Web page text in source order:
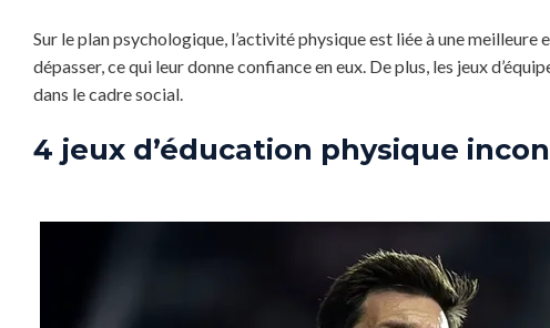
Sur le plan psychologique, l’activité physique est liée à une
dépasser, ce qui leur donne confiance en eux. De plus, les jeux
dans le cadre social.
4 jeux d’éducation physique